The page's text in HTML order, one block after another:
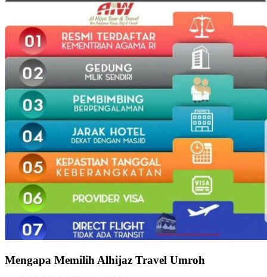
Mengapa Memilih Alhijaz Travel Umroh